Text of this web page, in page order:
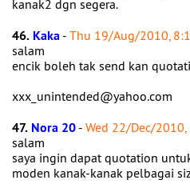
kanak2 dgn segera.
46. Kaka - Thu 19/Aug/2010,
salam
encik boleh tak send kan
xxx_unintended@yahoo.com
47. Nora 20 - Wed 22/Dec/2010,
salam
saya ingin dapat quotation
moden kanak-kanak pelbagai